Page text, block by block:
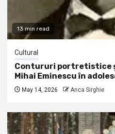
13 min read
Cultural
Contururi portretistice
Mihai Eminescu în
May 14, 2026 Anca Sirghie